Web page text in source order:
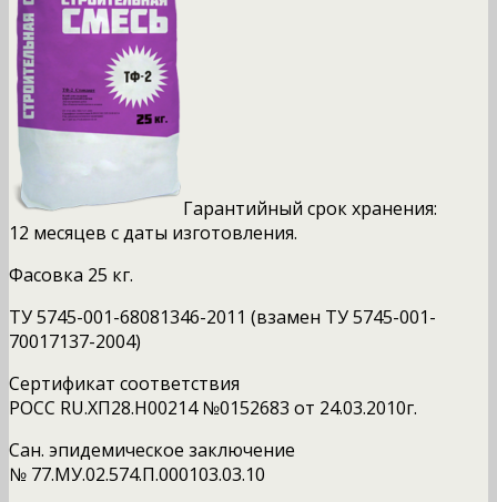
Гарантийный срок хранения:
12 месяцев с даты изготовления.
Фасовка 25 кг.
ТУ 5745-001-68081346-2011 (взамен ТУ 5745-001-
70017137-2004)
Сертификат соответствия
РОСС RU.ХП28.Н00214 №0152683 от 24.03.2010г.
Сан. эпидемическое заключение
№ 77.МУ.02.574.П.000103.03.10